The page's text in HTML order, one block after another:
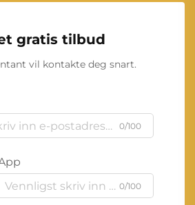
gratis tilbud
vil kontakte deg snart.
0/100
0/100